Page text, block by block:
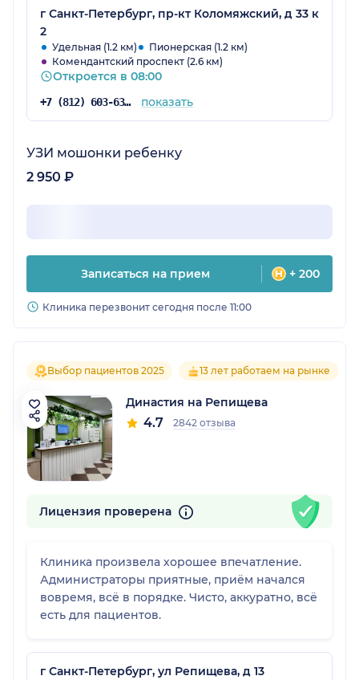
г Санкт-Петербург, пр-кт Коломяжский, д 33 к
2
Удельная (1.2 км)
Пионерская (1.2 км)
Комендантский проспект (2.6 км)
Откроется в 08:00
+7 (812) 603-63-48 показать
УЗИ мошонки ребенку
2 950 ₽
Записаться на прием + 200
Клиника перезвонит сегодня после 11:00
Выбор пациентов 2025 13 лет работаем на рынке
Династия на Репищева
4.7 2842 отзыва
Лицензия проверена
Клиника произвела хорошее впечатление.
Администраторы приятные, приём начался
вовремя, всё в порядке. Чисто, аккуратно, всё
есть для пациентов.
г Санкт-Петербург, ул Репищева, д 13